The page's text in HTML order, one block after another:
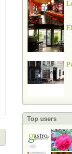
Top users